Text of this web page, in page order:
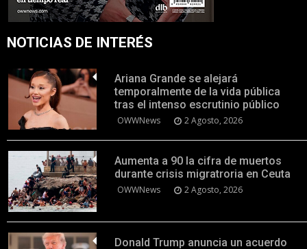
NOTICIAS DE INTERÉS
Ariana Grande se alejará
temporalmente de la vida pública
tras el intenso escrutinio público
OWWNews 2 Agosto, 2026
Aumenta a 90 la cifra de muertos
durante crisis migratroria en Ceuta
OWWNews 2 Agosto, 2026
Donald Trump anuncia un acuerdo